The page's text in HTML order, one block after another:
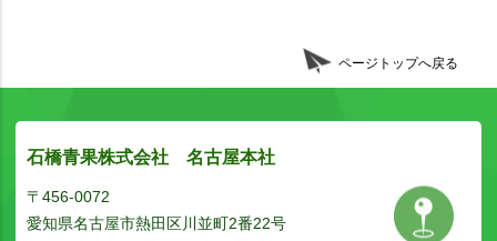
ページトップへ戻る
石橋青果株式会社 名古屋本社
〒456-0072
愛知県名古屋市熱田区川並町2番22号